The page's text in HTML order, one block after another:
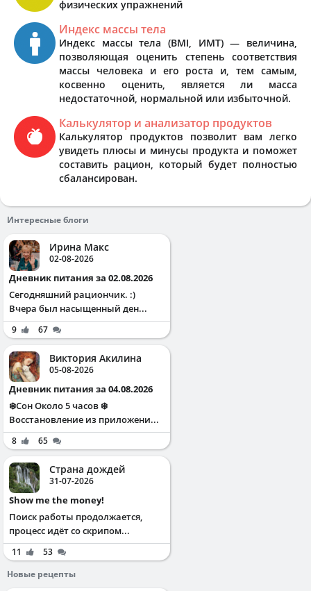
физических упражнений
Индекс массы тела
Индекс массы тела (BMI, ИМТ) — величина,
позволяющая оценить степень соответствия
массы человека и его роста и, тем самым,
косвенно оценить, является ли масса
недостаточной, нормальной или избыточной.
Калькулятор и анализатор продуктов
Калькулятор продуктов позволит вам легко
увидеть плюсы и минусы продукта и поможет
составить рацион, который будет полностью
сбалансирован.
Интересные блоги
Ирина Макс
02-08-2026
Дневник питания за 02.08.2026
Сегодняшний рациончик. :)
Вчера был насыщенный ден...
9 67
Виктория Акилина
05-08-2026
Дневник питания за 04.08.2026
❄️Сон Около 5 часов ❄️
Восстановление из приложени...
8 65
Страна дождей
31-07-2026
Show me the money!
Поиск работы продолжается,
процесс идёт со скрипом...
11
53
Новые рецепты